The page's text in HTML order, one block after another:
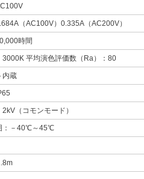
（AC100V）0.335A（AC200V）
時間
3000K 平均演色評価数（Ra）：80
内蔵
（コモンモード）
：－40℃～45℃